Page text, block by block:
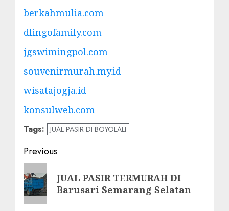
berkahmulia.com
dlingofamily.com
jgswimingpol.com
souvenirmurah.my.id
wisatajogja.id
konsulweb.com
Tags: JUAL PASIR DI BOYOLALI
Post
navigation
Previous
Previous
post:
JUAL PASIR TERMURAH DI
Barusari Semarang Selatan